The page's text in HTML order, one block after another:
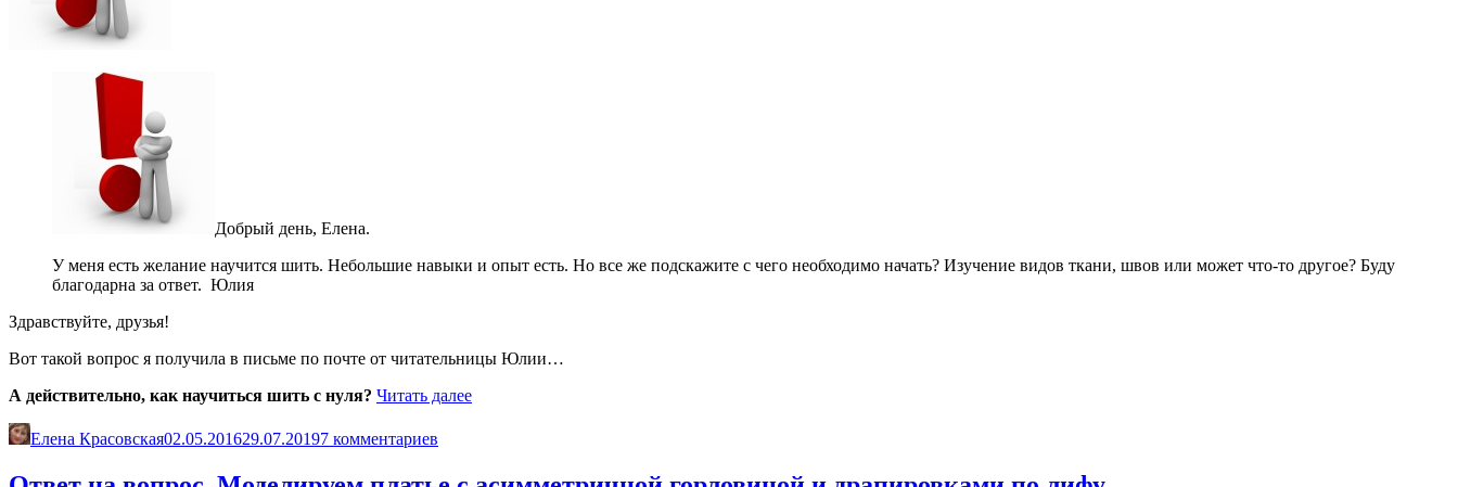
Добрый день, Елена.
У меня есть желание научится шить. Небольшие навыки и опыт есть. Но все же подскажите с чего необходимо начать? Изучение видов ткани, швов или может что-то другое? Буду
благодарна за ответ. Юлия
Здравствуйте, друзья!
Вот такой вопрос я получила в письме по почте от читательницы Юлии…
А действительно, как научиться шить с нуля? Читать далее«Как
Елена Красовская02.05.201629.07.20197 комментариев